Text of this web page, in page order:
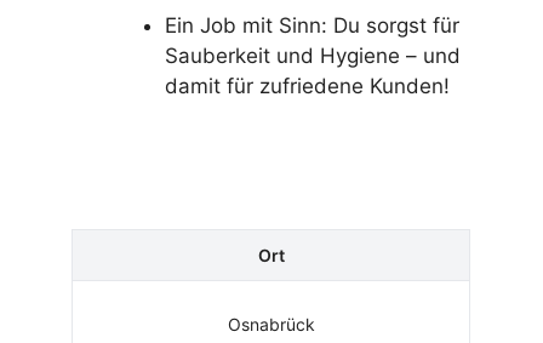
Ein Job mit Sinn: Du sorgst für
Sauberkeit und Hygiene – und
damit für zufriedene Kunden!
Ort
Osnabrück